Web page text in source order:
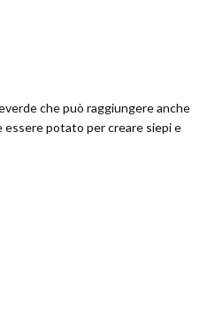
che può raggiungere anche
essere potato per creare siepi e